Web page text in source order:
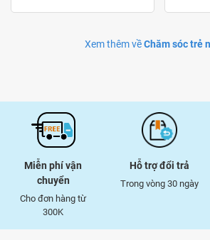
Xem thêm vềChăm sóc trẻ
Miễn phí vận
chuyển
Cho đơn hàng từ
300K
Hỗ trợ đổi trả
Trong vòng 30 ngày